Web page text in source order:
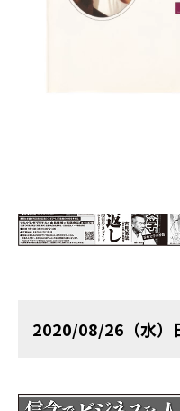
2020/08/26（水）
2020/08/26（水）